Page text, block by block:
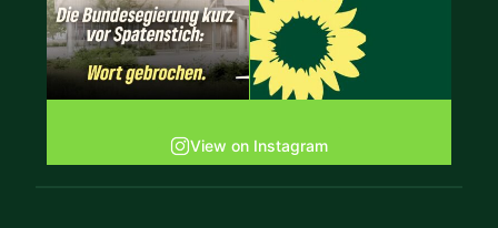
View on Instagram